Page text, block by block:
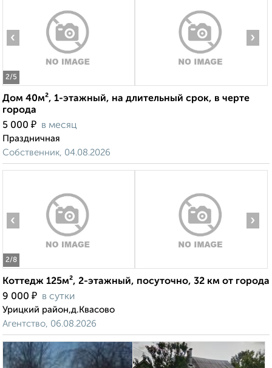
2/5
‹ ›
Дом 40м², 1-этажный, на длительный срок, в черте
города
5 000 ₽ в месяц
Праздничная
Собственник, 04.08.2026
2/8
‹ ›
Коттедж 125м², 2-этажный, посуточно, 32 км от города
9 000 ₽ в сутки
Урицкий район,д.Квасово
Агентство, 06.08.2026